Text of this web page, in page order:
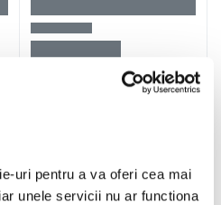
uri pentru a va oferi cea mai
unele servicii nu ar functiona
si